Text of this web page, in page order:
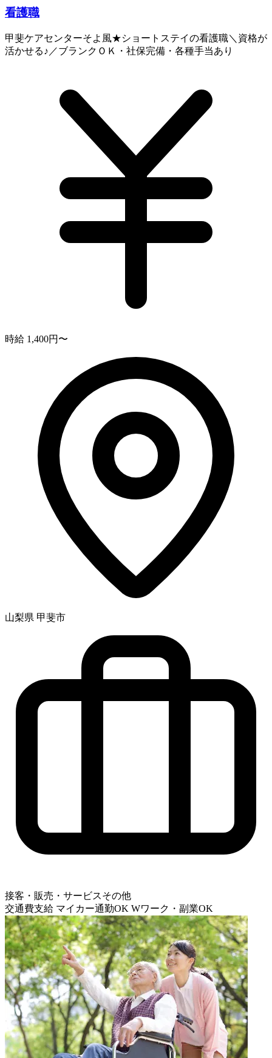
看護職
甲斐ケアセンターそよ風★ショートステイの看護職＼資格が
活かせる♪／ブランクＯＫ・社保完備・各種手当あり
時給 1,400円〜
山梨県 甲斐市
接客・販売・サービスその他
交通費支給 マイカー通勤OK Wワーク・副業OK